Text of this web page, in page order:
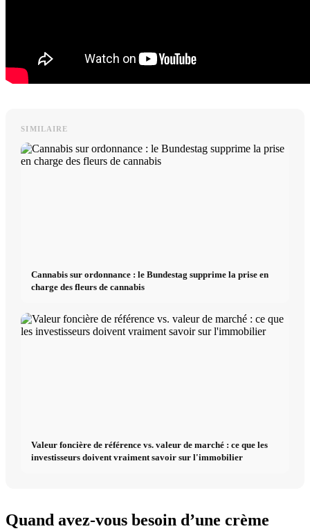
SIMILAIRE
Cannabis sur ordonnance : le Bundestag supprime la prise en
charge des fleurs de cannabis
Valeur foncière de référence vs. valeur de marché : ce que les
investisseurs doivent vraiment savoir sur l'immobilier
Quand avez-vous besoin d’une crème